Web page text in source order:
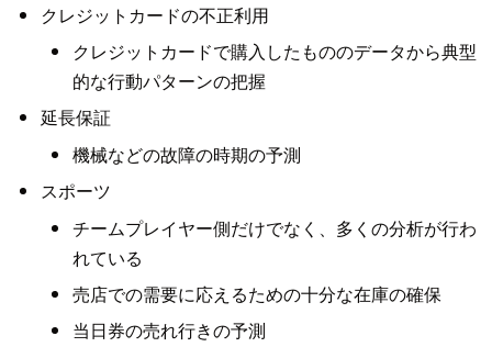
クレジットカードの不正利用
クレジットカードで購入したもののデータから典型
的な行動パターンの把握
延長保証
機械などの故障の時期の予測
スポーツ
チームプレイヤー側だけでなく、多くの分析が行わ
れている
売店での需要に応えるための十分な在庫の確保
当日券の売れ行きの予測